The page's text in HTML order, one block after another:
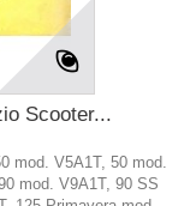
Scooter...
mod. V5A1T, 50 mod.
mod. V9A1T, 90 SS